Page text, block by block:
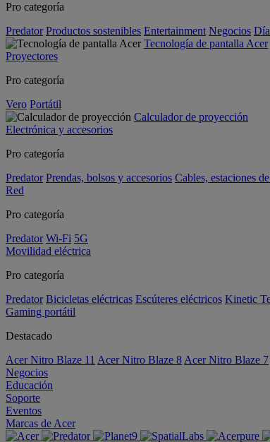
Pro categoría
Predator Productos sostenibles Entertainment Negocios
Tecnología de pantalla Acer
Proyectores
Pro categoría
Vero Portátil
Calculador de proyección
Electrónica y accesorios
Pro categoría
Predator Prendas, bolsos y accesorios Cables, estaciones
Red
Pro categoría
Predator Wi-Fi 5G
Movilidad eléctrica
Pro categoría
Predator Bicicletas eléctricas Escúteres eléctricos Kinetic
Gaming portátil
Destacado
Acer Nitro Blaze 11 Acer Nitro Blaze 8 Acer Nitro Blaze 7
Negocios
Educación
Soporte
Eventos
Marcas de Acer